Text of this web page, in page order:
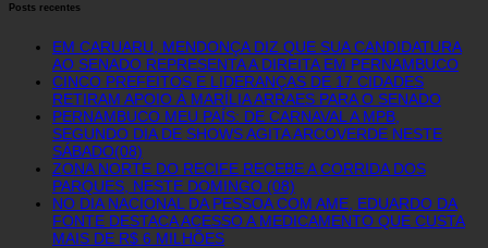
Posts recentes
EM CARUARU, MENDONÇA DIZ QUE SUA CANDIDATURA
AO SENADO REPRESENTA A DIREITA EM PERNAMBUCO
CINCO PREFEITOS E LIDERANÇAS DE 17 CIDADES
RETIRAM APOIO À MARÍLIA ARRAES PARA O SENADO
PERNAMBUCO MEU PAÍS: DE CARNAVAL A MPB,
SEGUNDO DIA DE SHOWS AGITA ARCOVERDE NESTE
SÁBADO(08)
ZONA NORTE DO RECIFE RECEBE A CORRIDA DOS
PARQUES, NESTE DOMINGO (08)
NO DIA NACIONAL DA PESSOA COM AME, EDUARDO DA
FONTE DESTACA ACESSO A MEDICAMENTO QUE CUSTA
MAIS DE R$ 6 MILHÕES